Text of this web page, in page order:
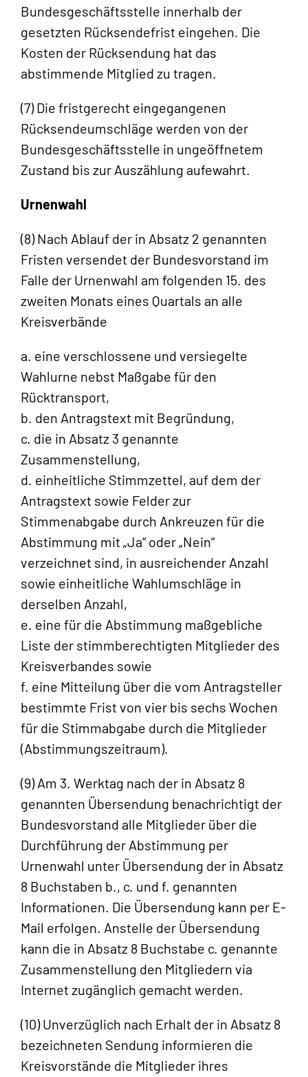
Bundesgeschäftsstelle innerhalb der
gesetzten Rücksendefrist eingehen. Die
Kosten der Rücksendung hat das
abstimmende Mitglied zu tragen.
(7) Die fristgerecht eingegangenen
Rücksendeumschläge werden von der
Bundesgeschäftsstelle in ungeöffnetem
Zustand bis zur Auszählung aufewahrt.
Urnenwahl
(8) Nach Ablauf der in Absatz 2 genannten
Fristen versendet der Bundesvorstand im
Falle der Urnenwahl am folgenden 15. des
zweiten Monats eines Quartals an alle
Kreisverbände
a. eine verschlossene und versiegelte
Wahlurne nebst Maßgabe für den
Rücktransport,
b. den Antragstext mit Begründung,
c. die in Absatz 3 genannte
Zusammenstellung,
d. einheitliche Stimmzettel, auf dem der
Antragstext sowie Felder zur
Stimmenabgabe durch Ankreuzen für die
Abstimmung mit „Ja“ oder „Nein“
verzeichnet sind, in ausreichender Anzahl
sowie einheitliche Wahlumschläge in
derselben Anzahl,
e. eine für die Abstimmung maßgebliche
Liste der stimmberechtigten Mitglieder des
Kreisverbandes sowie
f. eine Mitteilung über die vom Antragsteller
bestimmte Frist von vier bis sechs Wochen
für die Stimmabgabe durch die Mitglieder
(Abstimmungszeitraum).
(9) Am 3. Werktag nach der in Absatz 8
genannten Übersendung benachrichtigt der
Bundesvorstand alle Mitglieder über die
Durchführung der Abstimmung per
Urnenwahl unter Übersendung der in Absatz
8 Buchstaben b., c. und f. genannten
Informationen. Die Übersendung kann per E-
Mail erfolgen. Anstelle der Übersendung
kann die in Absatz 8 Buchstabe c. genannte
Zusammenstellung den Mitgliedern via
Internet zugänglich gemacht werden.
(10) Unverzüglich nach Erhalt der in Absatz 8
bezeichneten Sendung informieren die
Kreisvorstände die Mitglieder ihres